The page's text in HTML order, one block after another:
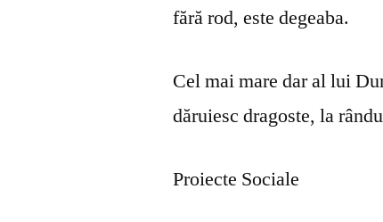
fără rod, este degeaba.
Cel mai mare dar al lui
dăruiesc dragoste, la
Proiecte Sociale